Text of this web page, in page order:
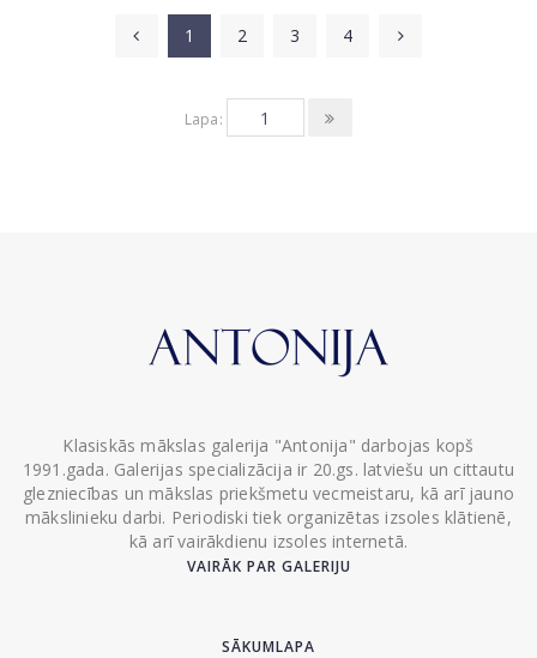
1 2 3 4
Lapa:
Klasiskās mākslas galerija "Antonija" darbojas kopš
1991.gada. Galerijas specializācija ir 20.gs. latviešu un cittautu
glezniecības un mākslas priekšmetu vecmeistaru, kā arī jauno
mākslinieku darbi. Periodiski tiek organizētas izsoles klātienē,
kā arī vairākdienu izsoles internetā.
VAIRĀK PAR GALERIJU
SĀKUMLAPA